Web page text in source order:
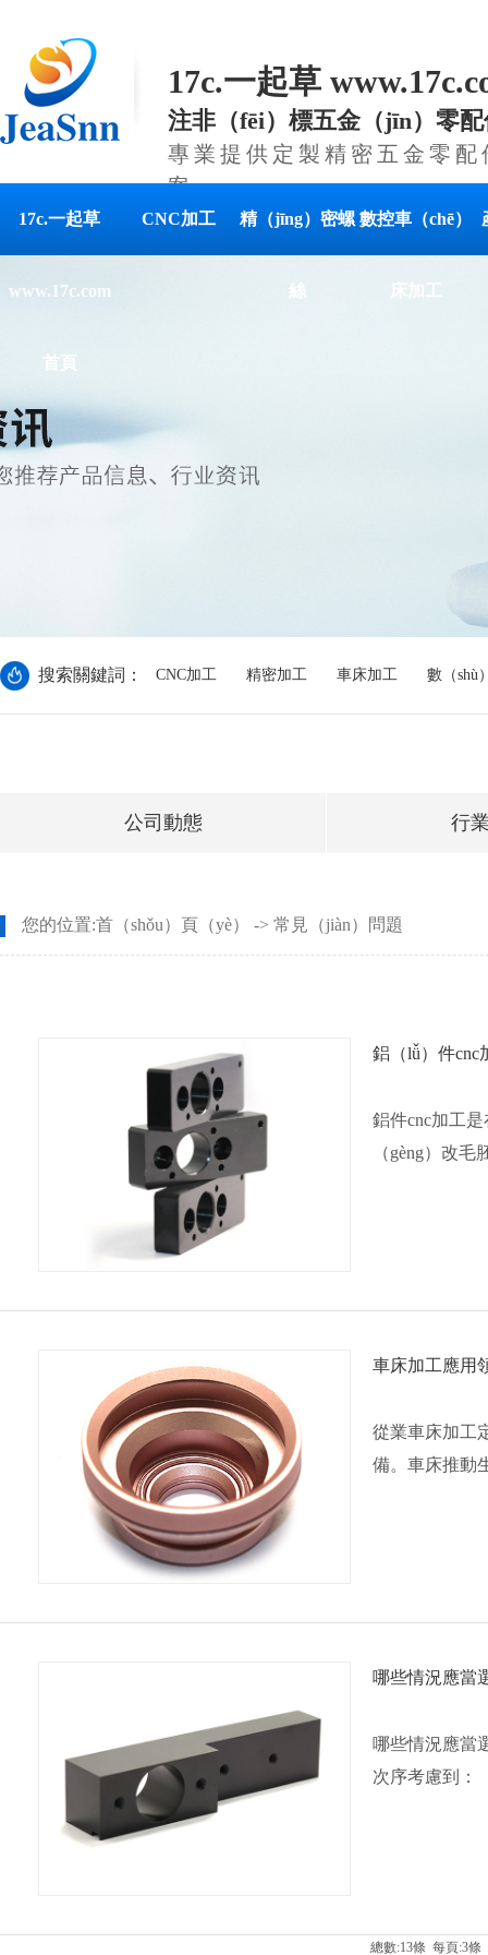
17c.一起草
注非（fēi）標五金（jīn）零
專業提供定製精密五金零
案
17c.一起草
www.17c.com
首頁
CNC加工 精（jīng）密螺
絲
數控車（chē）
床加工
搜索關鍵詞： CNC加工 精密加工 車床加工 數（shù
公司動態 行
您的位置:首（shǒu）頁（yè） -> 常見（jiàn）問題
鋁（lǚ）件cnc
鋁件cnc加工
（gèng）改
車床加工應用
從業車床加工
備。車床推動
哪些情況應當
哪些情況應當
次序考慮到：​
總數:13條 每頁:3條